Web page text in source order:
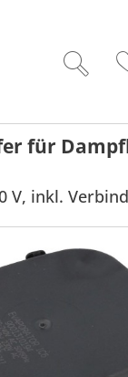
für
V, inkl.